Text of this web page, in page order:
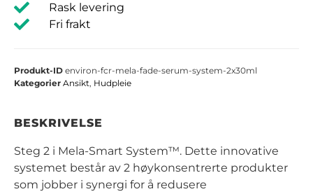
Rask levering
Fri frakt
Produkt-ID environ-fcr-mela-fade-serum-system-2x30ml
Kategorier Ansikt, Hudpleie
BESKRIVELSE
Steg 2 i Mela-Smart System™. Dette innovative
systemet består av 2 høykonsentrerte produkter
som jobber i synergi for å redusere